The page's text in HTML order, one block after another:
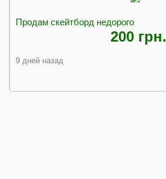
Продам скейтборд недорого
200 грн.
9 дней назад